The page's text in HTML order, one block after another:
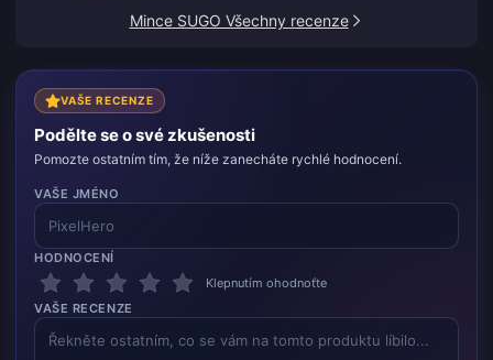
Mince SUGO Všechny recenze
VAŠE RECENZE
Podělte se o své zkušenosti
Pomozte ostatním tím, že níže zanecháte rychlé hodnocení.
VAŠE JMÉNO
HODNOCENÍ
Klepnutím ohodnoťte
VAŠE RECENZE